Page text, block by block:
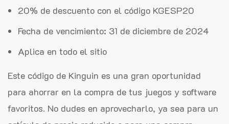
20% de descuento con el código KGESP20
Fecha de vencimiento: 31 de diciembre de 2024
Aplica en todo el sitio
Este código de Kinguin es una gran oportunidad
para ahorrar en la compra de tus juegos y software
favoritos. No dudes en aprovecharlo, ya sea para un